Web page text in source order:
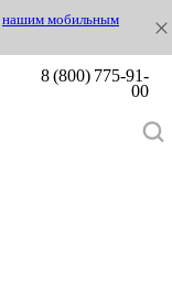
нашим мобильным
8 (800) 775-91-
00